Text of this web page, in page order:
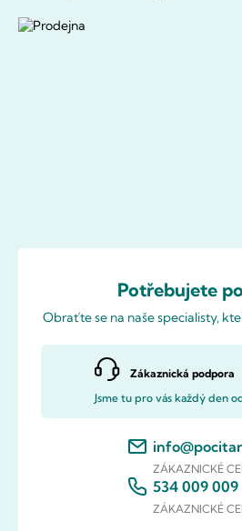
Potřebujete
Obraťte se na naše specialisty,
Zákaznická podpora
Jsme tu pro vás každý den
ZÁKAZNICKÉ
534 009 009
ZÁKAZNICKÉ